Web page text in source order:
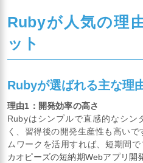
Rubyが人気の理
ット
Rubyが選ばれる主な理
理由1：開発効率の高さ
Rubyはシンプルで直感的なシン
く、習得後の開発生産性も高い
ムワークを活用すれば、短期間
カオピーズの短納期Webアプリ開